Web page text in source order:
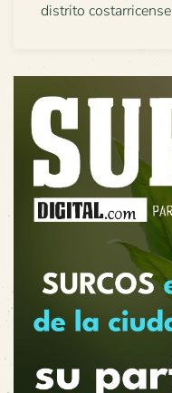
distrito costarricense